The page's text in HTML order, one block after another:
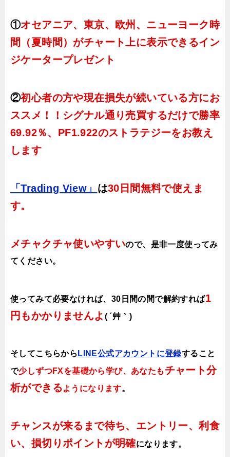
①オセアニア、東京、欧州、ニューヨーク時
間（夏時間）がチャート上に表示できるイン
ジケータープレゼント
②初心者の方や現在損失が続いている方にお
ススメ！！シグナル通り売買するだけで勝率
69.92％、PF1.922のストラテジーをお教え
します
「Trading View」 は30日間無料で使えま
す。
メチャクチャ使いやすいので、 是非一度使ってみ
てください。
使ってみて必要なければ、30日間の間で解約すれば1
円もかかりませんよ ( ´艸｀)
そしてこちらから LINE公式アカウントに登録すること
で少しずつFXを基礎から学び、あなたも チャート分
析ができるようになります。
チャンスが来るまで待ち、エントリー、利食
い、損切りポイントが明確になります。